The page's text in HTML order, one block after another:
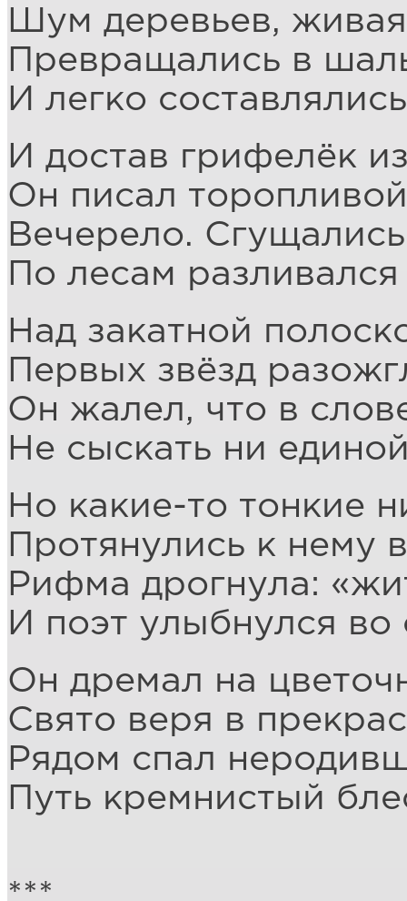
Шум деревьев,
Превращались в
И легко
И достав грифелёк
Он писал
Вечерело.
По лесам
Над закатной
Первых звёзд
Он жалел, что в
Не сыскать ни
Но какие-то тонкие
Протянулись к нему
Рифма дрогнула:
И поэт улыбнулся во
Он дремал на
Свято веря в
Рядом спал
Путь кремнистый